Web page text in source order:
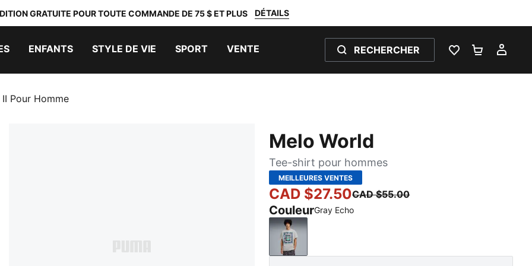
GRATUITE POUR TOUTE COMMANDE DE 75 $ ET PLUS DÉTAILS
ENFANTS STYLE DE VIE SPORT VENTE RECHERCHER
LISTE DEPANIER 0
Pour Homme
Melo World
Tee-shirt pour hommes
MEILLEURES VENTES
CAD $27.50CAD $55.00
CouleurGray Echo
Gray Echo